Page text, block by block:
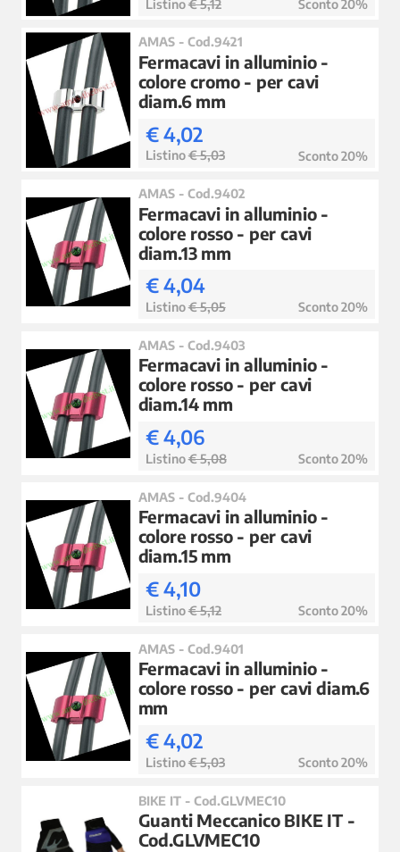
AMAS - Cod.9421
Fermacavi in alluminio -
colore cromo - per cavi
diam.6 mm
€ 4,02
Listino€ 5,03 Sconto 20%
AMAS - Cod.9402
Fermacavi in alluminio -
colore rosso - per cavi
diam.13 mm
€ 4,04
Listino€ 5,05 Sconto 20%
AMAS - Cod.9403
Fermacavi in alluminio -
colore rosso - per cavi
diam.14 mm
€ 4,06
Listino€ 5,08 Sconto 20%
AMAS - Cod.9404
Fermacavi in alluminio -
colore rosso - per cavi
diam.15 mm
€ 4,10
Listino€ 5,12 Sconto 20%
AMAS - Cod.9401
Fermacavi in alluminio -
colore rosso - per cavi diam.6
mm
€ 4,02
Listino€ 5,03 Sconto 20%
BIKE IT - Cod.GLVMEC10
Guanti Meccanico BIKE IT -
Cod.GLVMEC10